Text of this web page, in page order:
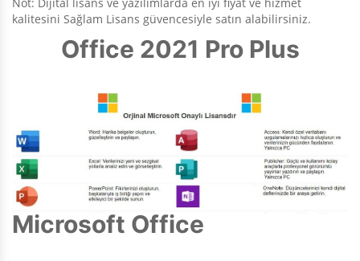
kalitesini Sağlam Lisans güvencesiyle satın alabilirsiniz.
Office 2021 Pro Plus
Microsoft Office